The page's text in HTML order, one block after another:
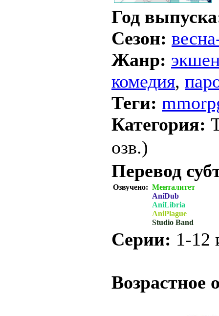
Год
Сезон:
Жанр:
комедия,
Теги:
Категория:
озв.)
Перевод
Озвучено: Менталитет
AniDub
AniLibria
AniPlague
Studio Band
Серии: 1-12
Возрастное